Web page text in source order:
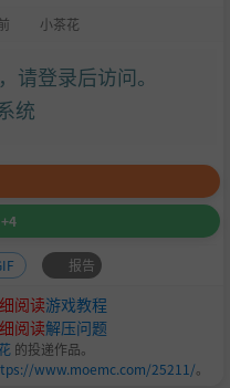
小茶花
请登录后访问。
+4
报告
阅读游戏教程
阅读解压问题
的投递作品。
www.moemc.com/25211/。